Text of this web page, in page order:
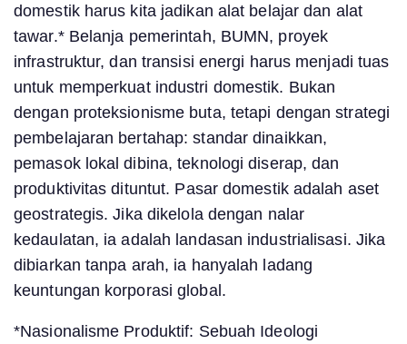
domestik harus kita jadikan alat belajar dan alat
tawar.* Belanja pemerintah, BUMN, proyek
infrastruktur, dan transisi energi harus menjadi tuas
untuk memperkuat industri domestik. Bukan
dengan proteksionisme buta, tetapi dengan strategi
pembelajaran bertahap: standar dinaikkan,
pemasok lokal dibina, teknologi diserap, dan
produktivitas dituntut. Pasar domestik adalah aset
geostrategis. Jika dikelola dengan nalar
kedaulatan, ia adalah landasan industrialisasi. Jika
dibiarkan tanpa arah, ia hanyalah ladang
keuntungan korporasi global.
*Nasionalisme Produktif: Sebuah Ideologi